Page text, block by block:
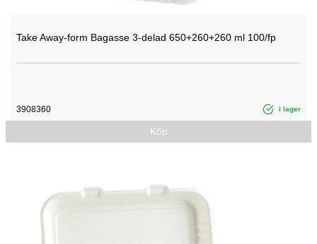
Take Away-form Bagasse 3-delad 650+260+260 ml 100/fp
3908360 i lager
Köp